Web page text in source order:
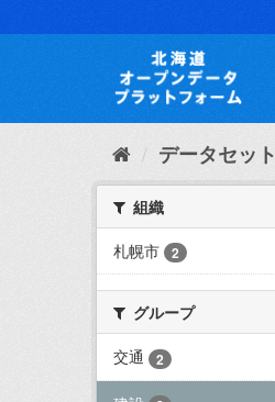
キ
て
データセット
組織
札幌市
2
グループ
交通
2